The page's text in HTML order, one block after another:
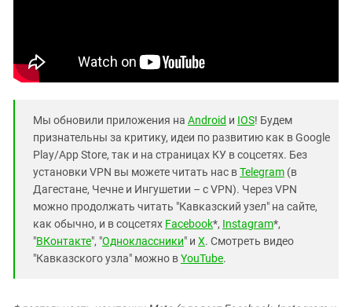
Мы обновили приложения на Android и IOS! Будем
признательны за критику, идеи по развитию как в Google
Play/App Store, так и на страницах КУ в соцсетях. Без
установки VPN вы можете читать нас вTelegram (в
Дагестане, Чечне и Ингушетии – с VPN). Через VPN
можно продолжать читать "Кавказский узел" на сайте,
как обычно, и в соцсетях Facebook*, Instagram*,
"ВКонтакте", "Одноклассники" и X. Смотреть видео
"Кавказского узла" можно вYouTube.